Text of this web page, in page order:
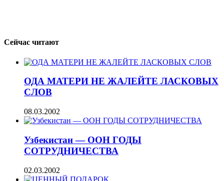
Сейчас читают
ОДА МАТЕРИ НЕ ЖАЛЕЙТЕ ЛАСКОВЫХ
СЛОВ
08.03.2002
Узбекистан — ООН ГОДЫ
СОТРУДНИЧЕСТВА
02.03.2002